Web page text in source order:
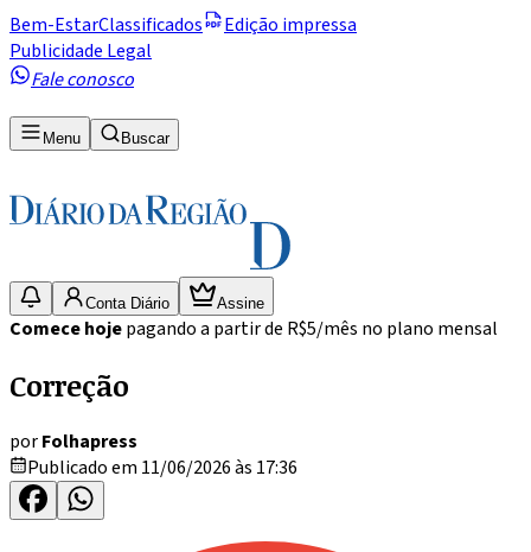
Bem-EstarClassificados
Edição impressa
Publicidade Legal
Fale conosco
Menu Buscar
Conta Diário Assine
Comece hojepagando a partir de R$5/mês no plano mensal
Correção
porFolhapress
Publicado em 11/06/2026 às 17:36